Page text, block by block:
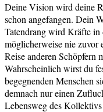
Deine Vision wird deine
schon angefangen. Dein
Tatendrang wird Kräfte in
möglicherweise nie zuvor
Reise anderen Schöpfern
Wahrscheinlich wirst du
begegnenden Menschen
demnach nur einen
Lebensweg des